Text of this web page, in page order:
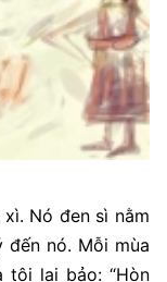
Nó đen sì nằm
đến nó. Mỗi mùa
lại bảo: “Hòn